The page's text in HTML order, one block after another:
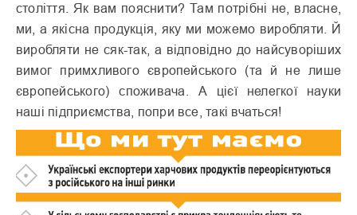
століття. Як вам пояснити? Там потрібні не, власне,
ми, а якісна продукція, яку ми можемо виробляти. Й
виробляти не сяк-так, а відповідно до найсуворіших
вимог примхливого європейського (та й не лише
європейського) споживача. А цієї нелегкої науки
наші підприємства, попри все, такі вчаться!